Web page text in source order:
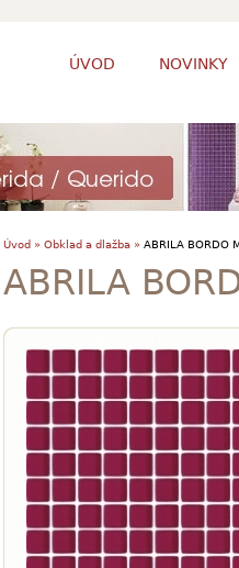
ÚVOD NOVINKY
Úvod » Obklad a dlažba »ABRILA BORDO
ABRILA